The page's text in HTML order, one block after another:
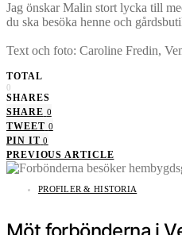
Jag önskar Malin stort lycka till
du ska besöka henne och
Text och foto: Caroline Fredin,
TOTAL
0
SHARES
SHARE 0
TWEET 0
PIN IT 0
PREVIOUS ARTICLE
PROFILER & HISTORIA